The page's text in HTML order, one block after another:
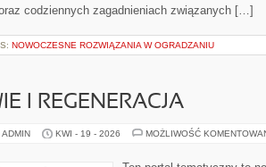
codziennych zagadnieniach związanych […]
NOWOCZESNE ROZWIĄZANIA W OGRADZANIU
I REGENERACJA
KWI - 19 - 2026 MOŻLIWOŚĆ